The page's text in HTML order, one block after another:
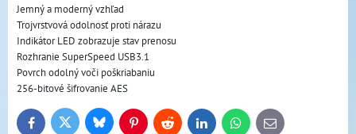
Jemný a moderný vzhľad
Trojvrstvová odolnosť proti nárazu
Indikátor LED zobrazuje stav prenosu
Rozhranie SuperSpeed USB3.1
Povrch odolný voči poškriabaniu
256-bitové šifrovanie AES
FacebookTwitter BlueskyPinterestReddit LinkedInWhatsApp
E-